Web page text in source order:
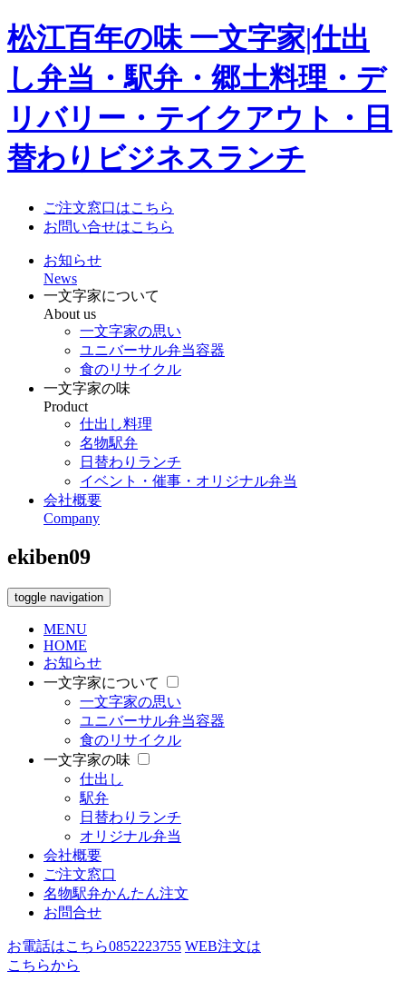
松江百年の味 一文字家|仕出
し弁当・駅弁・郷土料理・デ
リバリー・テイクアウト・日
替わりビジネスランチ
ご注文窓口はこちら
お問い合せはこちら
お知らせ
News
一文字家について
About us
一文字家の思い
ユニバーサル弁当容器
食のリサイクル
一文字家の味
Product
仕出し料理
名物駅弁
日替わりランチ
イベント・催事・オリジナル弁当
会社概要
Company
ekiben09
toggle navigation
MENU
HOME
お知らせ
一文字家について
一文字家の思い
ユニバーサル弁当容器
食のリサイクル
一文字家の味
仕出し
駅弁
日替わりランチ
オリジナル弁当
会社概要
ご注文窓口
名物駅弁かんたん注文
お問合せ
お電話はこちら0852223755 WEB注文は
こちらから